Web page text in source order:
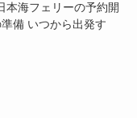
本海フェリーの予約開
備 いつから出発す